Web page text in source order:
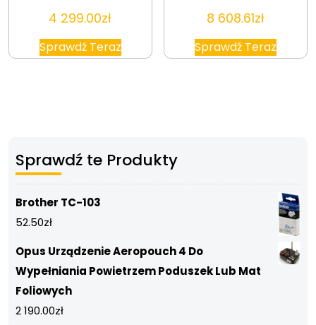
4 299.00zł
Sprawdź Teraz
8 608.61zł
Sprawdź Teraz
Sprawdź te Produkty
Brother TC-103
52.50zł
Opus Urządzenie Aeropouch 4 Do
Wypełniania Powietrzem Poduszek Lub Mat
Foliowych
2 190.00zł